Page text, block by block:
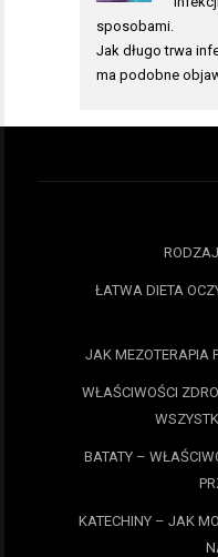
sposobami.
Jak długo trwa
ma podobne
ŁATWA DIETA
JAK MEZOTERAPIA
WŁAŚCIWOŚCI
BATATY –
KATECHINY – JAK